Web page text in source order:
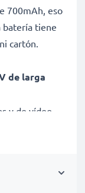
700mAh, eso
batería tiene
cartón.
de larga
y de vídeo
un